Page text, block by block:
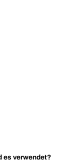
es verwendet?